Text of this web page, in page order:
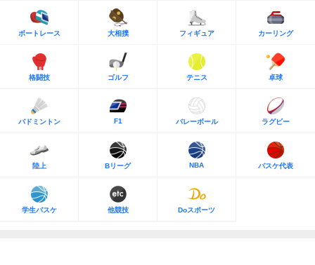
ボートレース 大相撲 フィギュア カーリング
格闘技 ゴルフ テニス 卓球
バドミントン F1 バレーボール ラグビー
陸上 Bリーグ NBA バスケ代表
学生バスケ 他競技 Doスポーツ